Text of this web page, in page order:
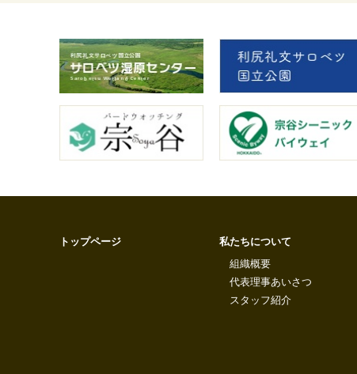
トップページ
私たちについて
組織概要
代表理事あいさつ
スタッフ紹介